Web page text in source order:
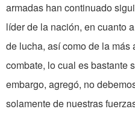
armadas han continuado
líder de la nación, en cuanto
de lucha, así como de la
combate, lo cual es bastante
embargo, agregó, no
solamente de nuestras